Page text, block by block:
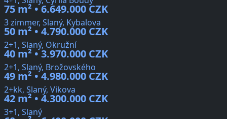
75 m² • 6.649.000 CZK
3 zimmer, Slaný, Kybalova
50 m² • 4.790.000 CZK
2+1, Slaný, Okružní
40 m² • 3.970.000 CZK
2+1, Slaný, Brožovského
49 m² • 4.980.000 CZK
2+kk, Slaný, Vikova
42 m² • 4.300.000 CZK
3+1, Slaný